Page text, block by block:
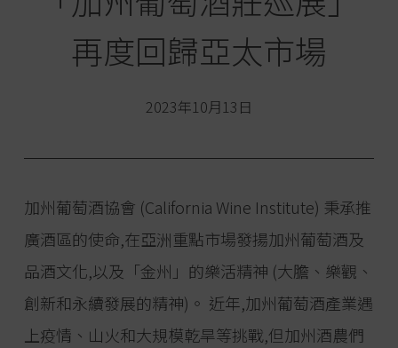
再度回歸亞太市場
2023年10月13日
加州葡萄酒協會 (California Wine Institute) 秉承推
廣酒區的使命,在亞洲重點市場發揚加州葡萄酒及
品酒文化,以及「金州」的樂活精神 (大膽、樂觀、
創新和永續發展的精神)。 近年,加州葡萄酒產業遇
上疫情、山火和大規模乾旱等挑戰,但加州酒農們